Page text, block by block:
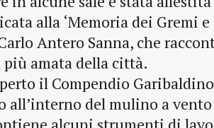
alla ‘Memoria dei Gremi
Antero Sanna, che
amata della città.
il Compendio
all’interno del mulino a